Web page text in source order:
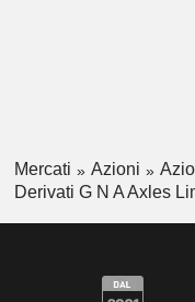
Mercati Azioni
Derivati G N A Axles